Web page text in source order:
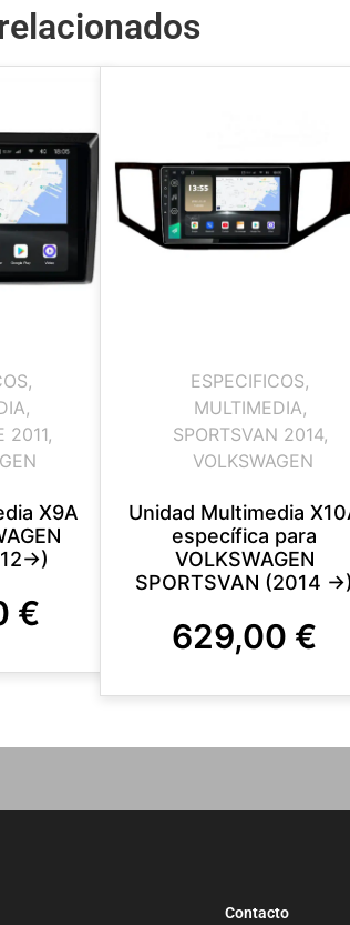
,
,
2011,
X9A
>)
€
ESPECIFICOS,
MULTIMEDIA,
SPORTSVAN 2014,
VOLKSWAGEN
Unidad Multimedia
específica para
VOLKSWAGEN
SPORTSVAN (2014 ->)
629,00 €
Contacto